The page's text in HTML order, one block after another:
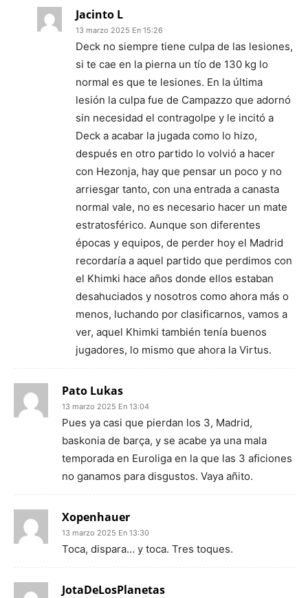
Jacinto L
13 marzo 2025 En 15:26
Deck no siempre tiene culpa de las lesiones,
si te cae en la pierna un tío de 130 kg lo
normal es que te lesiones. En la última
lesión la culpa fue de Campazzo que adornó
sin necesidad el contragolpe y le incitó a
Deck a acabar la jugada como lo hizo,
después en otro partido lo volvió a hacer
con Hezonja, hay que pensar un poco y no
arriesgar tanto, con una entrada a canasta
normal vale, no es necesario hacer un mate
estratosférico. Aunque son diferentes
épocas y equipos, de perder hoy el Madrid
recordaría a aquel partido que perdimos con
el Khimki hace años donde ellos estaban
desahuciados y nosotros como ahora más o
menos, luchando por clasificarnos, vamos a
ver, aquel Khimki también tenía buenos
jugadores, lo mismo que ahora la Virtus.
Pato Lukas
13 marzo 2025 En 13:04
Pues ya casi que pierdan los 3, Madrid,
baskonia de barça, y se acabe ya una mala
temporada en Euroliga en la que las 3 aficiones
no ganamos para disgustos. Vaya añito.
Xopenhauer
13 marzo 2025 En 13:30
Toca, dispara… y toca. Tres toques.
JotaDeLosPlanetas